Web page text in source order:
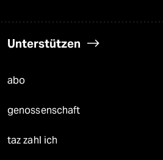
Unterstützen
abo
genossenschaft
taz zahl ich